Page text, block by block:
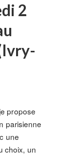
2
propose
parisienne
une
choix, un